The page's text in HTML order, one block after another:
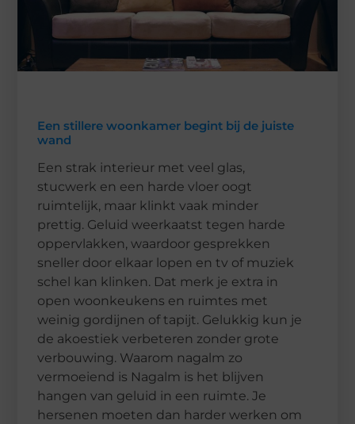
Een stillere woonkamer begint bij de juiste
wand
Een strak interieur met veel glas,
stucwerk en een harde vloer oogt
ruimtelijk, maar klinkt vaak minder
prettig. Geluid weerkaatst tegen harde
oppervlakken, waardoor gesprekken
sneller door elkaar lopen en tv of muziek
schel kan klinken. Dat merk je extra in
open woonkeukens en ruimtes met
weinig gordijnen of tapijt. Gelukkig kun je
de akoestiek verbeteren zonder grote
verbouwing. Waarom nagalm zo
vermoeiend is Nagalm is het blijven
hangen van geluid in een ruimte. Je
hersenen moeten dan harder werken om